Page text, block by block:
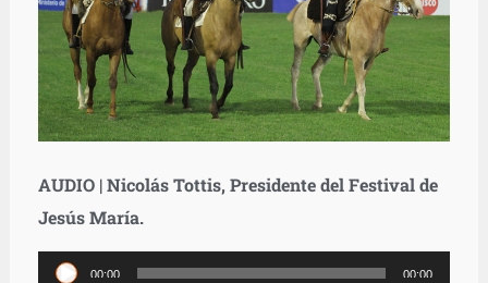
AUDIO | Nicolás Tottis, Presidente del Festival de
Jesús María.
Reproductor
00:00 00:00